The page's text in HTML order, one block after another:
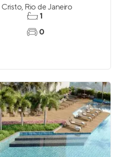
Cristo, Rio de Janeiro
1
0